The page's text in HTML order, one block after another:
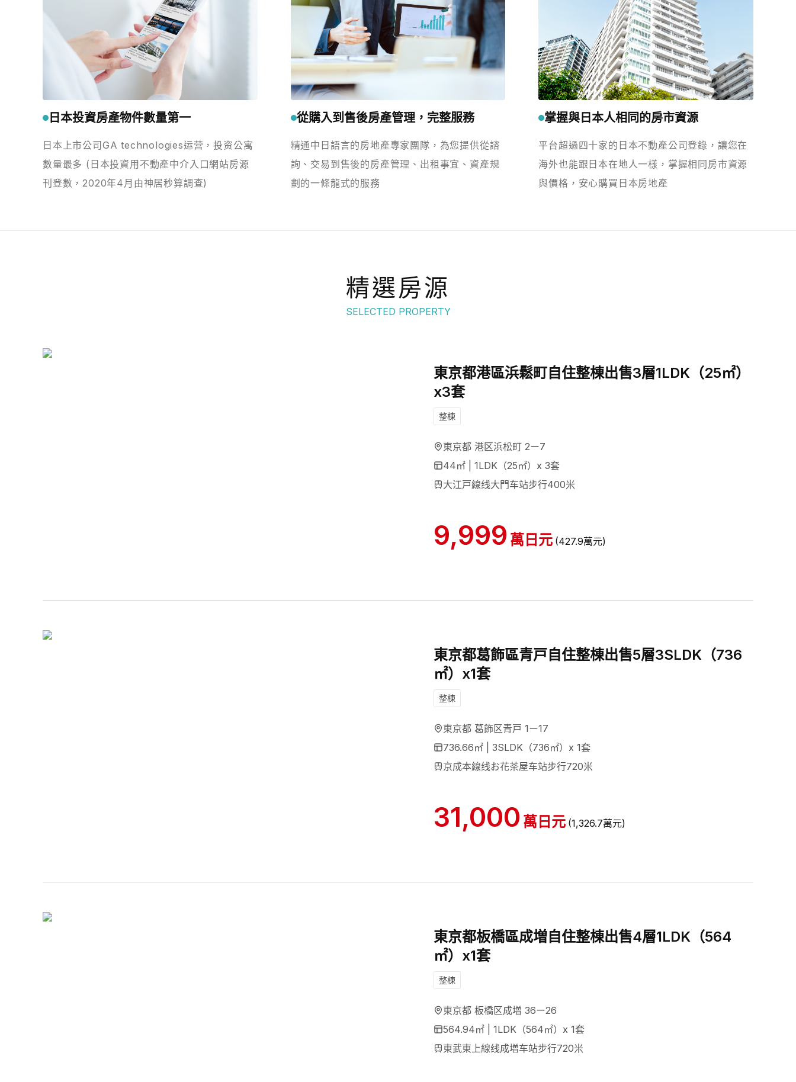
日本投資房產物件數量第一
日本上市公司GA technologies运营，投资公寓
數量最多 (日本投資用不動產中介入口網站房源
刊登數，2020年4月由神居秒算調查)
從購入到售後房產管理，完整服務
精通中日語言的房地產專家團隊，為您提供從諮
詢、交易到售後的房產管理、出租事宜、資產規
劃的一條龍式的服務
掌握與日本人相同的房市資源
平台超過四十家的日本不動產公司登錄，讓您在
海外也能跟日本在地人一樣，掌握相同房市資源
與價格，安心購買日本房地產
精選房源
SELECTED PROPERTY
東京都港區浜鬆町自住整棟出售3層1LDK（25㎡）
x3套
整棟
東京都 港区浜松町 2ー7
44㎡ | 1LDK（25㎡）x 3套
大江戸線线大門车站步行400米
9,999 萬日元 (427.9萬元)
東京都葛飾區青戸自住整棟出售5層3SLDK（736
㎡）x1套
整棟
東京都 葛飾区青戸 1ー17
736.66㎡ | 3SLDK（736㎡）x 1套
京成本線线お花茶屋车站步行720米
31,000 萬日元 (1,326.7萬元)
東京都板橋區成増自住整棟出售4層1LDK（564
㎡）x1套
整棟
東京都 板橋区成増 36ー26
564.94㎡ | 1LDK（564㎡）x 1套
東武東上線线成増车站步行720米